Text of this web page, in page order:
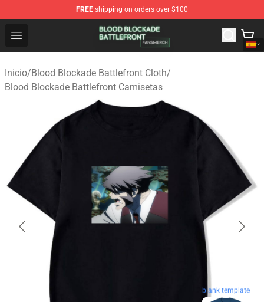
FREE shipping on orders over $100
Open menu
Blood Blockade Battlefront Shop - Official Blood
Inicio/Blood Blockade Battlefront Cloth/
Blood Blockade Battlefront Camisetas
blank template